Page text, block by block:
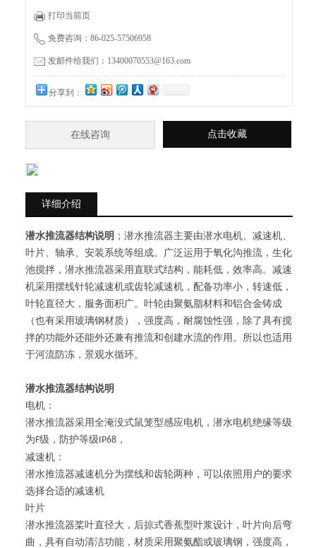
打印当前页
免费咨询：86-025-57506958
发邮件给我们：13400070553@163.com
分享到：
在线咨询 点击收藏
详细介绍
潜水推流器结构说明 ；潜水推流器主要由潜水电机、减速机、
叶片、轴承、安装系统等组成。广泛运用于氧化沟推流，生化
池搅拌，潜水推流器采用直联式结构，能耗低，效率高。减速
机采用摆线针轮减速机或齿轮减速机，配备功率小，转速低，
叶轮直径大，服务面积广。叶轮由聚氨脂材料和铝合金铸成
（也有采用玻璃钢材质），强度高，耐腐蚀性强，除了具有搅
拌的功能外还能外还兼有推流和创建水流的作用。所以也适用
于河流防冻，景观水循环。
潜水推流器结构说明
电机：
潜水推流器采用全淹没式鼠笼型感应电机，潜水电机绝缘等级
为 F级，防护等级 IP68，
减速机：
潜水推流器减速机分为摆线和齿轮两种，可以依照用户的要求
选择合适的减速机
叶片
潜水推流器桨叶直径大，后掠式香蕉型叶浆设计，叶片向后弯
曲，具有自动清洁功能，材质采用聚氨酯或玻璃钢，强度高，